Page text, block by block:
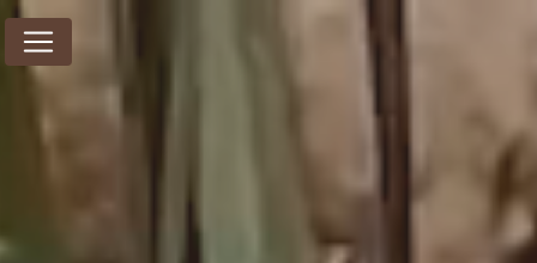
Panneau de gestion des cookies